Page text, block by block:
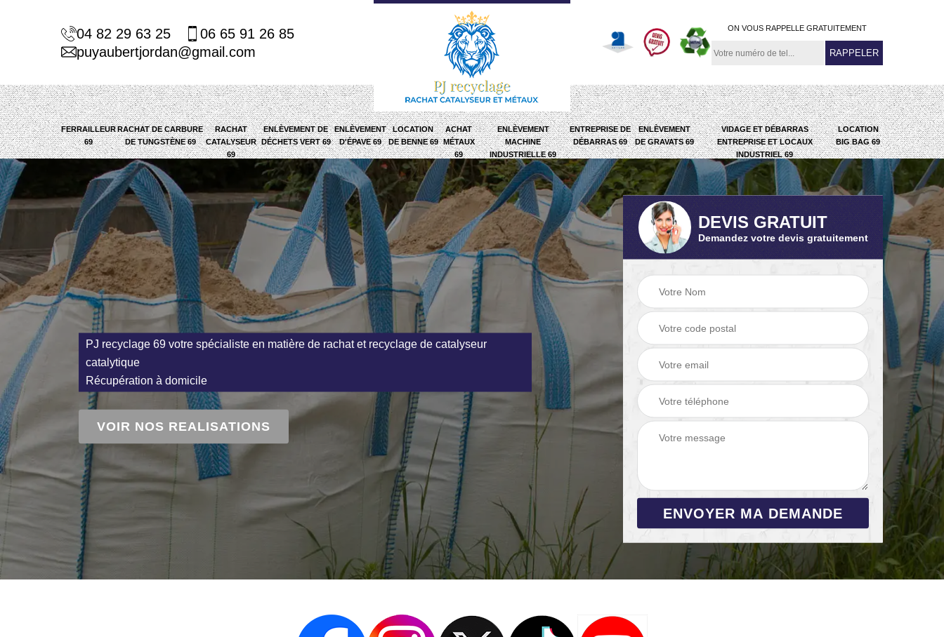
04 82 29 63 25
06 65 91 26 85
puyaubertjordan@gmail.com
ON VOUS RAPPELLE GRATUITEMENT
FERRAILLEUR
69
RACHAT DE CARBURE
DE TUNGSTÈNE 69
RACHAT
CATALYSEUR
69
ENLÈVEMENT DE
DÉCHETS VERT 69
ENLÈVEMENT
D'ÉPAVE 69
LOCATION
DE BENNE 69
ACHAT
MÉTAUX
69
ENLÈVEMENT
MACHINE
INDUSTRIELLE 69
ENTREPRISE DE
DÉBARRAS 69
ENLÈVEMENT
DE GRAVATS 69
VIDAGE ET DÉBARRAS
ENTREPRISE ET LOCAUX
INDUSTRIEL 69
LOCATION
BIG BAG 69
PJ recyclage 69 votre spécialiste en matière de rachat et recyclage de catalyseur
catalytique
Récupération à domicile
VOIR NOS REALISATIONS
DEVIS GRATUIT
Demandez votre devis gratuitement